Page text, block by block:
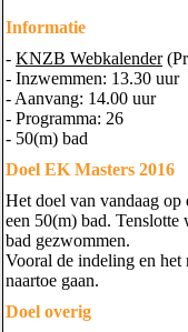
Informatie
- KNZB Webkalender
- Inzwemmen: 13.30 uur
- Aanvang: 14.00 uur
- Programma: 26
- 50(m) bad
Doel EK Masters 2016
Het doel van vandaag op
een 50(m) bad.
bad gezwommen.
Vooral de indeling en het
naartoe gaan.
Doel overig